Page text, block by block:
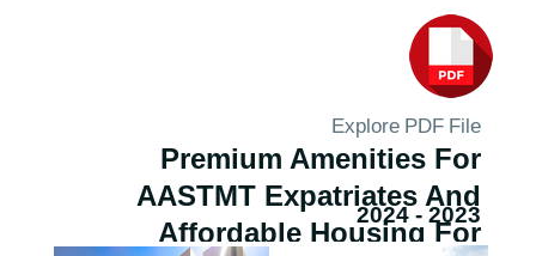
تواصل معنا
Explore PDF File
2023 - 2024
Premium Amenities For
AASTMT Expatriates And
Affordable Housing For